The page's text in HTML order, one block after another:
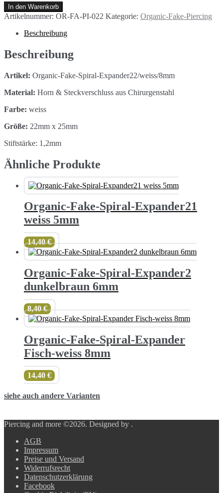
Organic-
Fake-
Expander22
8mm
Menge
In den Warenkorb
Artikelnummer: OR-FA-PI-022 Kategorie: Organic-Fake-Piercing
Beschreibung
Beschreibung
Artikel: Organic-Fake-Spiral-Expander22/weiss/8mm
Material: Horn & Steckverschluss aus Chirurgenstahl
Farbe: weiss
Größe: 22mm x 25mm
Stiftstärke: 1,2mm
Ähnliche Produkte
Organic-Fake-Spiral-Expander21
weiss 5mm
14,40€
Organic-Fake-Spiral-Expander2
dunkelbraun 6mm
8,40€
Organic-Fake-Spiral-Expander
Fisch-weiss 8mm
14,40 €
siehe auch andere Varianten
Piercing and more ©2026. Designed by .
AGB
Impressum
Preise und Versand
Widerrufsrecht
Datenschutzerklärung
Facebook